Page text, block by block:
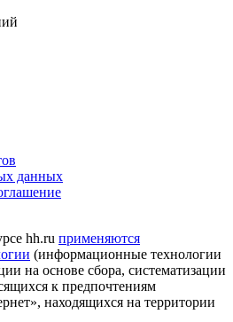
данных
hh.ru применяются
(информационные технологии
на основе сбора, систематизации
к предпочтениям
находящихся на территории